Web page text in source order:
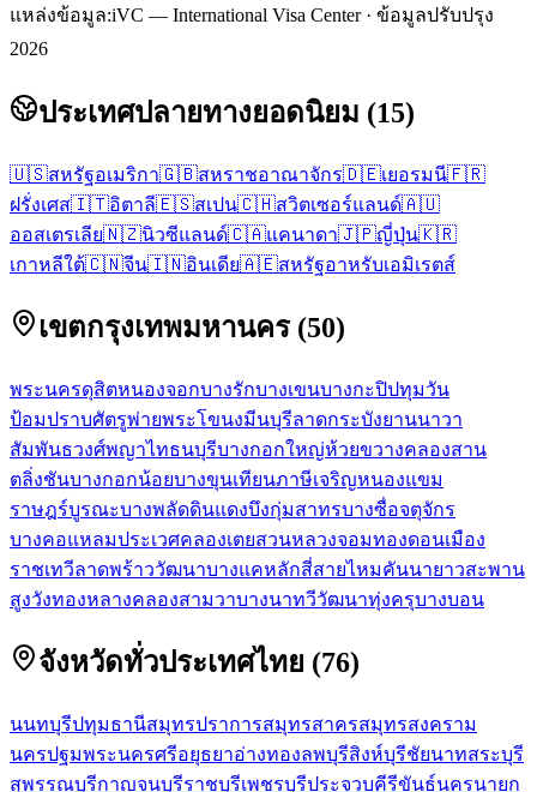
แหล่งข้อมูล:iVC — International Visa Center · ข้อมูลปรับปรุง
2026
ประเทศปลายทางยอดนิยม (15)
🇺🇸สหรัฐอเมริกา🇬🇧สหราชอาณาจักร🇩🇪เยอรมนี🇫🇷
ฝรั่งเศส🇮🇹อิตาลี🇪🇸สเปน🇨🇭สวิตเซอร์แลนด์🇦🇺
ออสเตรเลีย🇳🇿นิวซีแลนด์🇨🇦แคนาดา🇯🇵ญี่ปุ่น🇰🇷
เกาหลีใต้🇨🇳จีน🇮🇳อินเดีย🇦🇪สหรัฐอาหรับเอมิเรตส์
เขตกรุงเทพมหานคร (50)
พระนครดุสิตหนองจอกบางรักบางเขนบางกะปิปทุมวัน
ป้อมปราบศัตรูพ่ายพระโขนงมีนบุรีลาดกระบังยานนาวา
สัมพันธวงศ์พญาไทธนบุรีบางกอกใหญ่ห้วยขวางคลองสาน
ตลิ่งชันบางกอกน้อยบางขุนเทียนภาษีเจริญหนองแขม
ราษฎร์บูรณะบางพลัดดินแดงบึงกุ่มสาทรบางซื่อจตุจักร
บางคอแหลมประเวศคลองเตยสวนหลวงจอมทองดอนเมือง
ราชเทวีลาดพร้าววัฒนาบางแคหลักสี่สายไหมคันนายาวสะพาน
สูงวังทองหลางคลองสามวาบางนาทวีวัฒนาทุ่งครุบางบอน
จังหวัดทั่วประเทศไทย (76)
นนทบุรีปทุมธานีสมุทรปราการสมุทรสาครสมุทรสงคราม
นครปฐมพระนครศรีอยุธยาอ่างทองลพบุรีสิงห์บุรีชัยนาทสระบุรี
สุพรรณบุรีกาญจนบุรีราชบุรีเพชรบุรีประจวบคีรีขันธ์นครนายก